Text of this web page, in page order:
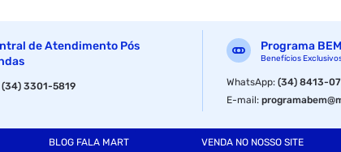
de Atendimento Pós
(34) 3301-5819
Programa BEM
Benefícios
WhatsApp:(34) 8413-
E-mail:
BLOG FALA MART VENDA NO NOSSO SITE